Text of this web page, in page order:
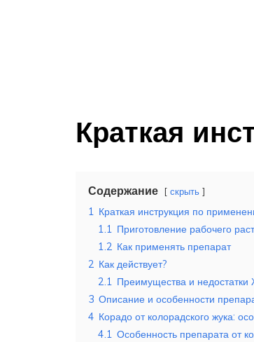
Краткая
Содержание скрыть
1 Краткая инструкция по
1.1 Приготовление рабочего
1.2 Как применять препарат
2 Как действует?
2.1 Преимущества и недостатки
3 Описание и особенности
4 Корадо от колорадского жука:
4.1 Особенность препарата от